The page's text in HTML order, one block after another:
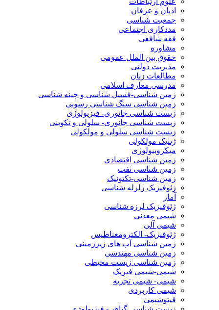
ادیان و عرفان
جمعیت شناسی
مددکاری اجتماعی
فقه شافعی
مشاوره
حقوق بین الملل عمومی
مدیریت دولتی
مطالعات زنان
مدرسی معارف اسلامی
زمین شناسی-فسیل شناسی و چینه شناسی
زمین شناسی سنگ شناسی رسوبی
زیست شناسی جانوری- فیزیولوژی
زیست شناسی جانوری- سلولی و تکوینی
زیست شناسی سلولی و مولکولی
ژنتیک مولکولی
میکروبیولوژی
زمین شناسی اقتصادی
زمین شناسی نفت
زمین شناسی-تکتونیک
ژئوفیزیک زلزله شناسی
آمار
ژئوفیزیک لرزه شناسی
شیمی معدنی
شیمی آلی
ژئوفیزیک- الکترومغناطیس
زمین شناسی آب های زیرزمینی
زمین شناسی مهندسی
زمین شناسی زیست محیطی
شیمی-شیمی فیزیک
شیمی- شیمی تجزیه
شیمی کاربردی
فیتوشیمی